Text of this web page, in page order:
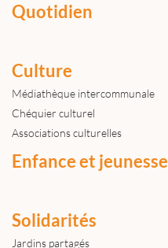
Quotidien
Culture
Médiathèque intercommunale
Chéquier culturel
Associations culturelles
Enfance et jeunesse
Solidarités
Jardins partagés